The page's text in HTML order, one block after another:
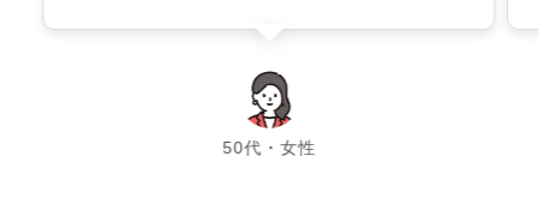
50代・女性
chevron_left chevron_right